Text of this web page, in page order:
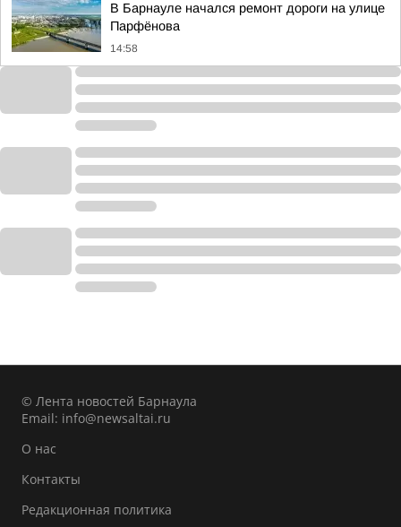
В Барнауле начался ремонт дороги на улице
Парфёнова
14:58
© Лента новостей Барнаула
Email: info@newsaltai.ru
О нас
Контакты
Редакционная политика